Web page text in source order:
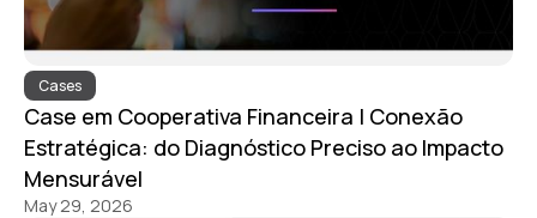
Cases
Case em Cooperativa Financeira | Conexão
Estratégica: do Diagnóstico Preciso ao Impacto
Mensurável​
May 29, 2026